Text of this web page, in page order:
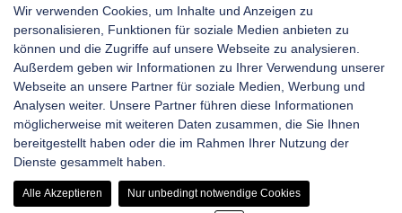
Radio Maria Österreich
Pottendorfer Straße 21, 1120 Wien
+43 1 710 70 72
kontakt@radiomaria.at
Impressum Netiquette
Datenschutz
Haftungsausschluss
Wir verwenden Cookies, um Inhalte und Anzeigen zu
personalisieren, Funktionen für soziale Medien anbieten zu
können und die Zugriffe auf unsere Webseite zu analysieren.
Außerdem geben wir Informationen zu Ihrer Verwendung unserer
Webseite an unsere Partner für soziale Medien, Werbung und
Analysen weiter. Unsere Partner führen diese Informationen
möglicherweise mit weiteren Daten zusammen, die Sie Ihnen
bereitgestellt haben oder die im Rahmen Ihrer Nutzung der
Dienste gesammelt haben.
Alle Akzeptieren Nur unbedingt notwendige Cookies